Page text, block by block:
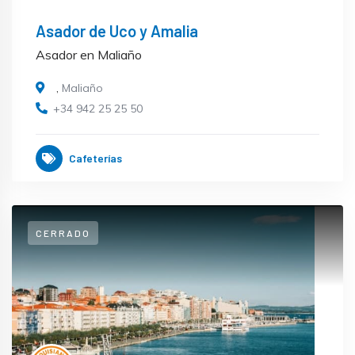
Asador de Uco y Amalia
Asador en Maliaño
, Maliaño
+34 942 25 25 50
Cafeterías
CERRADO